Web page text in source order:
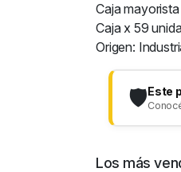
Caja mayorista
Caja x 59
Origen:
🛡️Este
Los más